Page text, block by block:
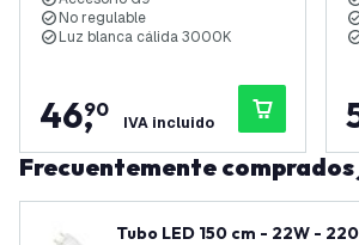
No regulable
Luz blanca cálida 3000K
46,
90
IVA incluido
Frecuentemente
Tubo LED 150 cm - 22W -